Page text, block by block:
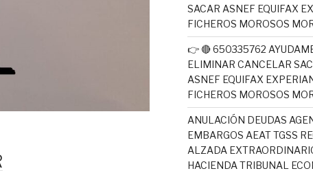
SACAR ASNEF EQUIFAX
FICHEROS MOROSOS
👉 🔴 650335762
ELIMINAR CANCELAR
ASNEF EQUIFAX
FICHEROS MOROSOS
ANULACIÓN DEUDAS
EMBARGOS AEAT TGSS
ALZADA
HACIENDA TRIBUNAL